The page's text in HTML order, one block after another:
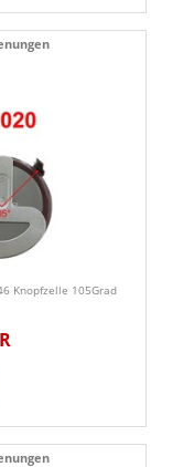
Knopfzelle 105Grad